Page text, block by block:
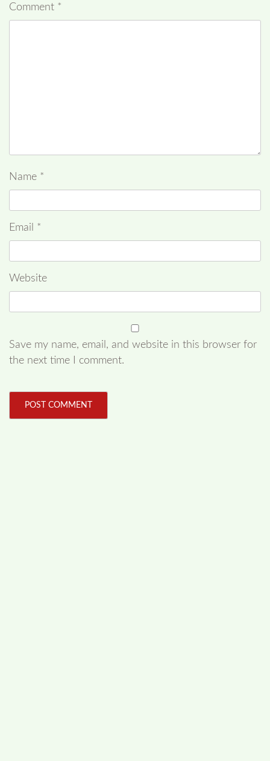
Comment *
Name *
Email *
Website
Save my name, email, and website in this browser for
the next time I comment.